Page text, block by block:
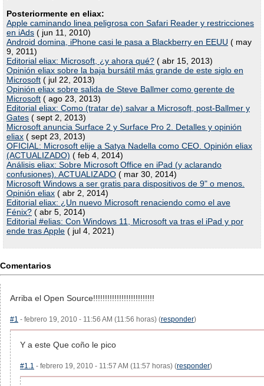
Posteriormente en eliax:
Apple caminando linea peligrosa con Safari Reader y restricciones
en iAds ( jun 11, 2010)
Android domina, iPhone casi le pasa a Blackberry en EEUU ( may
9, 2011)
Editorial eliax: Microsoft, ¿y ahora qué? ( abr 15, 2013)
Opinión eliax sobre la baja bursátil más grande de este siglo en
Microsoft ( jul 22, 2013)
Opinión eliax sobre salida de Steve Ballmer como gerente de
Microsoft ( ago 23, 2013)
Editorial eliax: Como (tratar de) salvar a Microsoft, post-Ballmer y
Gates ( sept 2, 2013)
Microsoft anuncia Surface 2 y Surface Pro 2. Detalles y opinión
eliax ( sept 23, 2013)
OFICIAL: Microsoft elije a Satya Nadella como CEO. Opinión eliax
(ACTUALIZADO) ( feb 4, 2014)
Análisis eliax: Sobre Microsoft Office en iPad (y aclarando
confusiones). ACTUALIZADO ( mar 30, 2014)
Microsoft Windows a ser gratis para dispositivos de 9" o menos.
Opinión eliax ( abr 2, 2014)
Editorial eliax: ¿Un nuevo Microsoft renaciendo como el ave
Fénix? ( abr 5, 2014)
Editorial #elias: Con Windows 11, Microsoft va tras el iPad y por
ende tras Apple ( jul 4, 2021)
Comentarios
Arriba el Open Source!!!!!!!!!!!!!!!!!!!!!!!!!!
#1 - febrero 19, 2010 - 11:56 AM (11:56 horas) (responder)
Y a este Que coño le pico
#1.1 - febrero 19, 2010 - 11:57 AM (11:57 horas) (responder)